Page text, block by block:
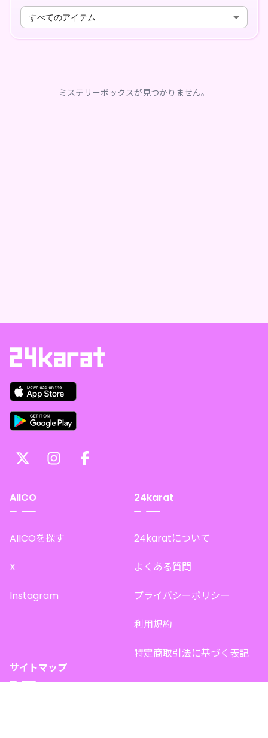
すべてのアイテム
ミステリーボックスが見つかりません。
AIICO
AIICOを探す
X
Instagram
24karat
24karatについて
よくある質問
プライバシーポリシー
利用規約
特定商取引法に基づく表記
サイトマップ